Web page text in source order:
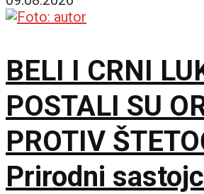
BELI I CRNI
POSTALI SU
PROTIV
Prirodni